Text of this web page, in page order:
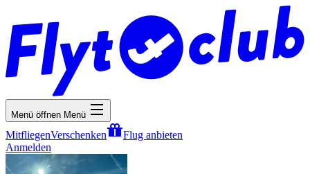
Menü öffnen Menü
MitfliegenVerschenken
Flug anbieten
Anmelden